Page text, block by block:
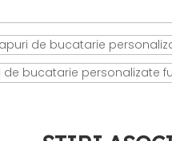
de bucatarie
de bucatarie personalizate